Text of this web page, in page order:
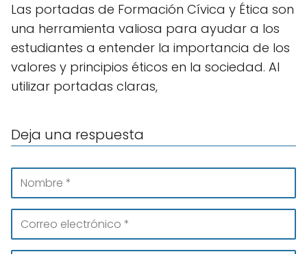
Las portadas de Formación Cívica y Ética son
una herramienta valiosa para ayudar a los
estudiantes a entender la importancia de los
valores y principios éticos en la sociedad. Al
utilizar portadas claras,
Deja una respuesta